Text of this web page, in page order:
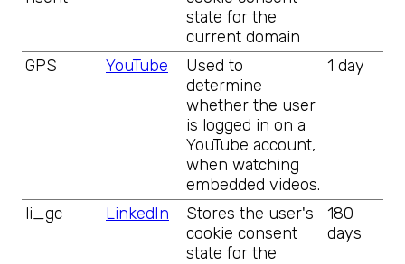
state for the
current domain
GPS YouTube
Used to
determine
whether the user
is logged in on a
YouTube account,
when watching
embedded videos.
1 day
li_gc LinkedIn
Stores the user's
cookie consent
state for the
180
days